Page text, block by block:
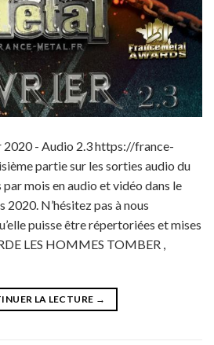
2020 - Audio 2.3 https://france-
partie sur les sorties audio du
mois en audio et vidéo dans le
N’hésitez pas à nous
puisse être répertoriées et mises
LES HOMMES TOMBER ,
LA LECTURE →